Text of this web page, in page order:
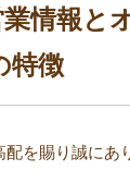
情報と
特徴
を賜り誠にあ